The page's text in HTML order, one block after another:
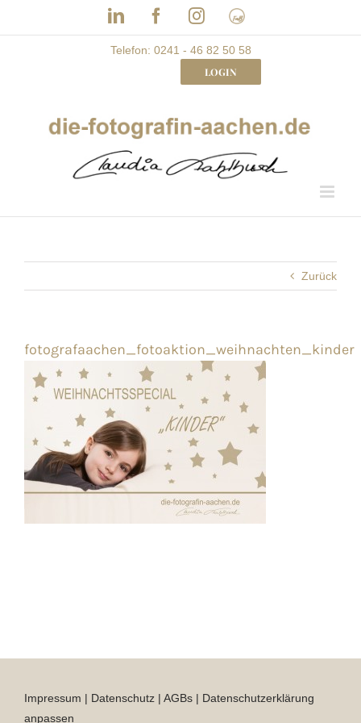
LinkedInFacebookInstagram
Frau
mit
Bizz
Telefon: 0241 - 46 82 50 58
LOGIN
Zurück
fotografaachen_fotoaktion_weihnachten_kinder
Impressum | Datenschutz | AGBs | Datenschutzerklärung
anpassen